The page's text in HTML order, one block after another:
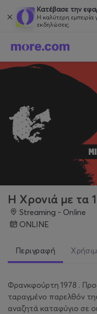
Κατέβασε την
Η καλύτερη εμπειρία
εκδηλώσεις.
Η Χρονιά με τα
Streaming - Online
ONLINE
Περιγραφή
Φρανκφούρτη 1978 .
ταραγμένο παρελθόν
αναζητά καταφύγιο σε